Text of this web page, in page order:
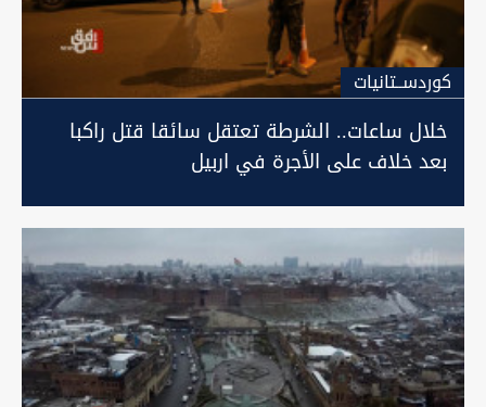
كوردســتانيات
خلال ساعات.. الشرطة تعتقل سائقا قتل راكبا
بعد خلاف على الأجرة في اربيل